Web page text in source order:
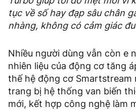
tục về số hay đạp sâu chân
nhàng, không có cảm giác
Nhiều người dùng vẫn còn e
nhiên liệu của động cơ tăng
thế hệ động cơ Smartstream
trang bị hệ thống van biến
mới, kết hợp công nghệ làm